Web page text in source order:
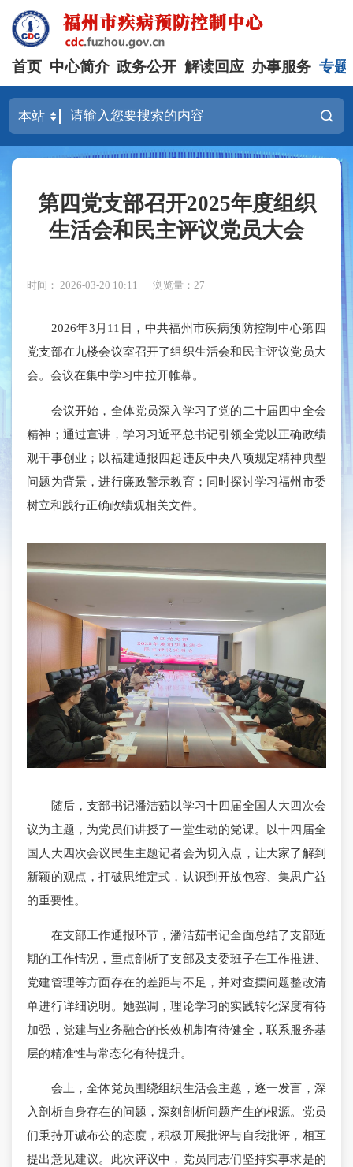
首页 中心简介 政务公开 解读回应 办事服务 专题
第四党支部召开2025年度组织
生活会和民主评议党员大会
时间： 2026-03-20 10:11 浏览量：27
2026年3月11日，中共福州市疾病预防控制中心第四
党支部在九楼会议室召开了组织生活会和民主评议党员大
会。会议在集中学习中拉开帷幕。
会议开始，全体党员深入学习了党的二十届四中全会
精神；通过宣讲，学习习近平总书记引领全党以正确政绩
观干事创业；以福建通报四起违反中央八项规定精神典型
问题为背景，进行廉政警示教育；同时探讨学习福州市委
树立和践行正确政绩观相关文件。
随后，支部书记潘洁茹以学习十四届全国人大四次会
议为主题，为党员们讲授了一堂生动的党课。以十四届全
国人大四次会议民生主题记者会为切入点，让大家了解到
新颖的观点，打破思维定式，认识到开放包容、集思广益
的重要性。
在支部工作通报环节，潘洁茹书记全面总结了支部近
期的工作情况，重点剖析了支部及支委班子在工作推进、
党建管理等方面存在的差距与不足，并对查摆问题整改清
单进行详细说明。她强调，理论学习的实践转化深度有待
加强，党建与业务融合的长效机制有待健全，联系服务基
层的精准性与常态化有待提升。
会上，全体党员围绕组织生活会主题，逐一发言，深
入剖析自身存在的问题，深刻剖析问题产生的根源。党员
们秉持开诚布公的态度，积极开展批评与自我批评，相互
提出意见建议。此次评议中，党员同志们坚持实事求是的